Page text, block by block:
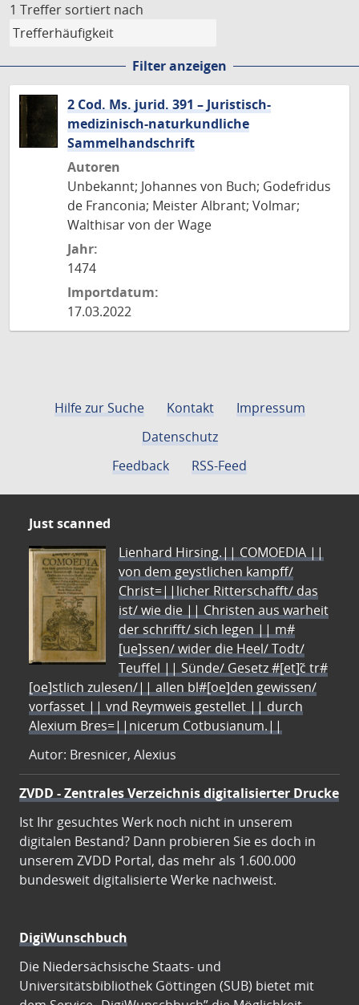
1 Treffer sortiert nach
Filter anzeigen
2 Cod. Ms. jurid. 391 – Juristisch-
medizinisch-naturkundliche
Sammelhandschrift
Autoren
Unbekannt; Johannes von Buch; Godefridus
de Franconia; Meister Albrant; Volmar;
Walthisar von der Wage
Jahr:
1474
Importdatum:
17.03.2022
Hilfe zur Suche Kontakt
Impressum
Datenschutz
Feedback
RSS-Feed
Just scanned
Lienhard Hirsing.|| COMOEDIA ||
von dem geystlichen kampff/
Christ=||licher Ritterschafft/ das
ist/ wie die || Christen aus warheit
der schrifft/ sich legen || m#
[ue]ssen/ wider die Heel/ Todt/
Teuffel || Sünde/ Gesetz #[et]c̃ tr#
[oe]stlich zulesen/|| allen bl#[oe]den gewissen/
vorfasset || vnd Reymweis gestellet || durch
Alexium Bres=||nicerum Cotbusianum.||
Autor: Bresnicer, Alexius
ZVDD - Zentrales Verzeichnis digitalisierter Drucke
Ist Ihr gesuchtes Werk noch nicht in unserem
digitalen Bestand? Dann probieren Sie es doch in
unserem ZVDD Portal, das mehr als 1.600.000
bundesweit digitalisierte Werke nachweist.
DigiWunschbuch
Die Niedersächsische Staats- und
Universitätsbibliothek Göttingen (SUB) bietet mit